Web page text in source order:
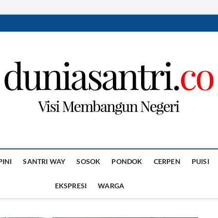
SANTRI WAY SOSOK PONDOK CERPEN PUISI
EKSPRESI WARGA